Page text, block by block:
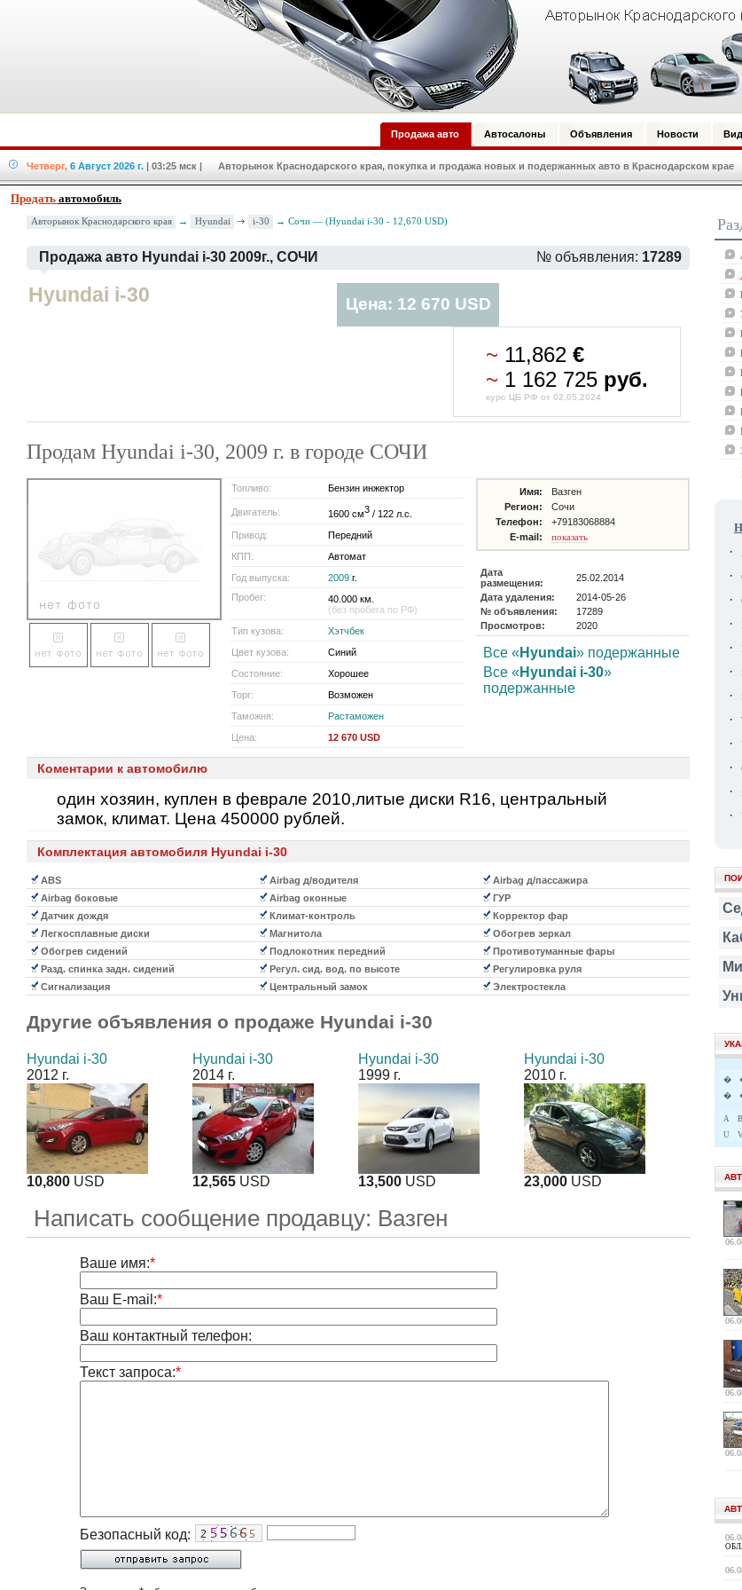
Продажа авто Автосалоны Объявления Новости
Четверг, 6 Август 2026 г. | 03:25 мск | Авторынок Краснодарского края, покупка и продажа новых и подержанных авто в Краснодарском крае
Продать автомобиль
Авторынок Краснодарского края → Hyundai i-30 → Сочи — (Hyundai i-30 - 12,670 USD)
Продажа авто Hyundai i-30 2009г., СОЧИ № объявления: 17289
Hyundai i-30 Цена: 12 670 USD
~ 11,862€
~ 1 162 725 руб.
курс ЦБ РФ от 02.05.2024
Продам Hyundai i-30, 2009 г. в городе СОЧИ
Топливо: Бензин инжектор
Двигатель: 1600 см3 / 122 л.с.
Привод:
Передний
КПП:
Автомат
Год выпуска:
2009 г.
Пробег:
40.000 км.
(без пробега по РФ)
Тип кузова:
Хэтчбек
Цвет кузова:
Синий
Состояние:
Хорошее
Торг:
Возможен
Таможня:
Растаможен
Цена:
12 670 USD
Имя:
Вазген
Регион:
Сочи
Телефон:
+79183068884
E-mail:
показать
Дата
размещения:
25.02.2014
Дата удаления:
2014-05-26
№ объявления:
17289
Просмотров:
2020
Все « Hyundai» подержанные
Все « Hyundai i-30»
подержанные
Коментарии к автомобилю
один хозяин, куплен в феврале 2010,литые диски R16, центральный
замок, климат. Цена 450000 рублей.
Комплектация автомобиля Hyundai i-30
ABS Airbag д/водителя
Airbag д/пассажира
Airbag боковые
Airbag оконные
ГУР
Датчик дождя
Климат-контроль
Корректор фар
Легкосплавные диски
Магнитола
Обогрев зеркал
Обогрев сидений
Подлокотник передний
Противотуманные фары
Разд. спинка задн. сидений
Регул. сид. вод. по высоте
Регулировка руля
Сигнализация
Центральный замок Электростекла
Другие объявления о продаже Hyundai i-30
Hyundai i-30
2012 г.
10,800 USD
Hyundai i-30
2014 г.
12,565 USD
Hyundai i-30
1999 г.
13,500 USD
Hyundai i-30
2010 г.
23,000 USD
Написать сообщение продавцу: Вазген
Ваше имя:*
Ваш E-mail:*
Ваш контактный телефон:
Текст запроса:*
Безопасный код:
·
·
·
·
·
·
·
·
·
·
·
·
�
�
A B
U